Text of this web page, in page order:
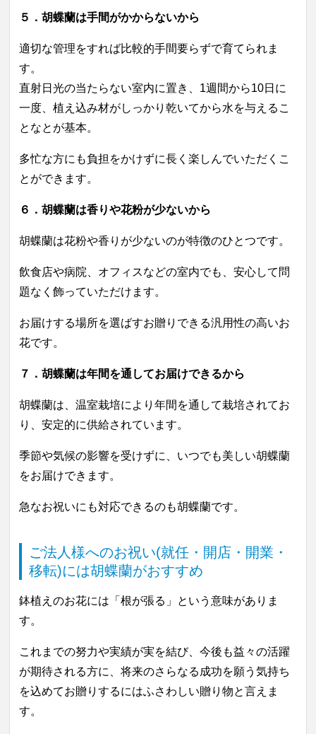
５． 胡蝶蘭は手間がかからないから
適切な管理をすれば比較的手間要らずで育てられま
す。
直射日光の当たらない室内に置き、1週間から10日に
一度、植え込み材がしっかり乾いてから水を与えるこ
となとが基本。
多忙な方にも負担をかけずに長く楽しんでいただくこ
とができます。
６． 胡蝶蘭は香りや花粉が少ないから
胡蝶蘭は花粉や香りが少ないのが特徴のひとつです。
飲食店や病院、オフィスなどの室内でも、安心して問
題なく飾っていただけます。
お届けする場所を選ばすお贈りできる汎用性の高いお
花です。
７． 胡蝶蘭は年間を通してお届けできるから
胡蝶蘭は、温室栽培により年間を通して栽培されてお
り、安定的に供給されています。
季節や気候の影響を受けずに、いつでも美しい胡蝶蘭
をお届けできます。
急なお祝いにも対応できるのも胡蝶蘭です。
ご法人様へのお祝い(就任・開店・開業・
移転)には胡蝶蘭がおすすめ
鉢植えのお花には「根が張る」という意味がありま
す。
これまでの努力や実績が実を結び、今後も益々の活躍
が期待される方に、将来のさらなる成功を願う気持ち
を込めてお贈りするにはふさわしい贈り物と言えま
す。